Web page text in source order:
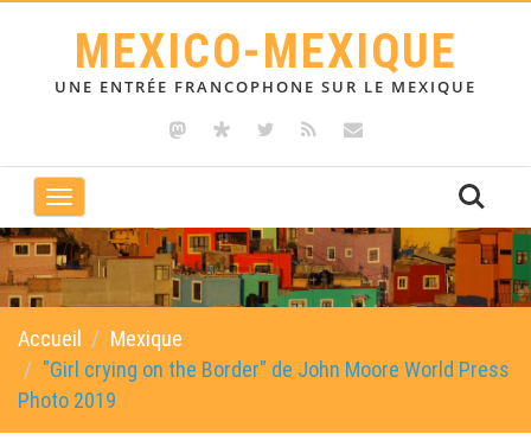
MEXICO-MEXIQUE
UNE ENTRÉE FRANCOPHONE SUR LE MEXIQUE
Toggle
navigation
Accueil
Mexique
"Girl crying on the Border" de John Moore World Press
Photo 2019